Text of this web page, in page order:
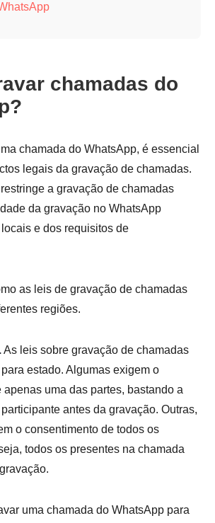
chamadas do
chamada do WhatsApp, é essencial
legais da gravação de chamadas.
a gravação de chamadas
da gravação no WhatsApp
e dos requisitos de
as leis de gravação de chamadas
regiões.
As leis sobre gravação de chamadas
estado. Algumas exigem o
uma das partes, bastando a
antes da gravação. Outras,
o consentimento de todos os
todos os presentes na chamada
uma chamada do WhatsApp para